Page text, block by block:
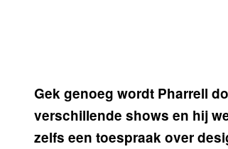
Gek genoeg wordt Pharrell
verschillende shows en hij
zelfs een toespraak over